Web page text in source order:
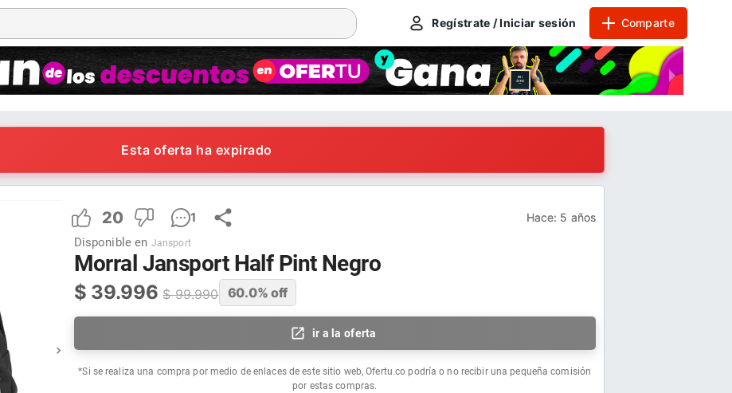
Regístrate / Iniciar sesión Comparte
Esta oferta ha expirado
20 1 Hace: 5 años
Disponible en Jansport
Morral Jansport Half Pint Negro
$ 39.996 $99.990 60.0% off
ir a la oferta
*Si se realiza una compra por medio de enlaces de este sitio web, Ofertu.co podría o no recibir una pequeña comisión
por estas compras.